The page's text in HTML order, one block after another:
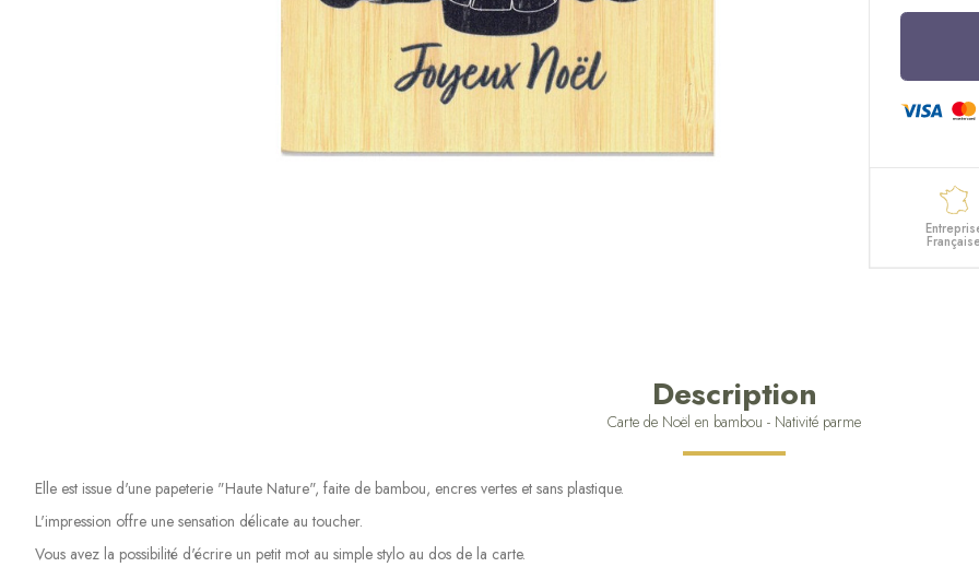
Description
Carte de Noël en bambou - Nativité parme
Elle est issue d'une papeterie "Haute Nature", faite de bambou, encres vertes et sans plastique.
L'impression offre une sensation délicate au toucher.
Vous avez la possibilité d'écrire un petit mot au simple stylo au dos de la carte.